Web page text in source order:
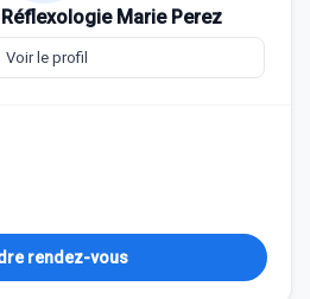
Marie Perez
Voir le profil
rendez-vous